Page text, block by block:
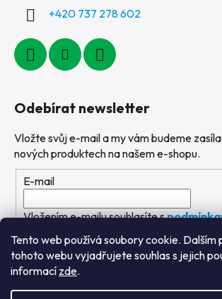
Tento web používá soubory cookie. Dalším
tohoto webu vyjadřujete souhlas s jejich
informací zde.
+420 737 278 602
Odebírat newsletter
Vložte svůj e-mail a my vám budeme
nových produktech na našem e-shopu.
E-mail
Vložením e-mailu souhlasíte s
osobních údajů
PŘIHLÁSIT SE